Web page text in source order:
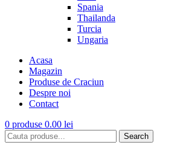
Spania
Thailanda
Turcia
Ungaria
Acasa
Magazin
Produse de Craciun
Despre noi
Contact
0 produse 0.00 lei
Search